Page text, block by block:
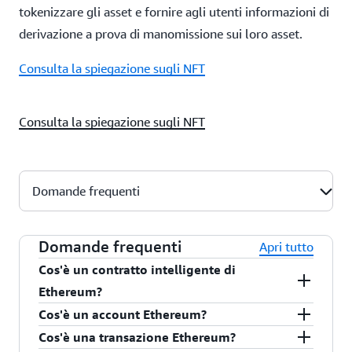
tokenizzare gli asset e fornire agli utenti informazioni di
derivazione a prova di manomissione sui loro asset.
Consulta la spiegazione sugli NFT
Consulta la spiegazione sugli NFT
Domande frequenti
Domande frequenti
Apri tutto
Cos'è un contratto intelligente di
Ethereum?
Un contratto intelligente è un codice applicativo
che risiede in un indirizzo specifico sulla
Cos'è un account Ethereum?
Esistono due tipi di account in Ethereum: account
Cos'è una transazione Ethereum?